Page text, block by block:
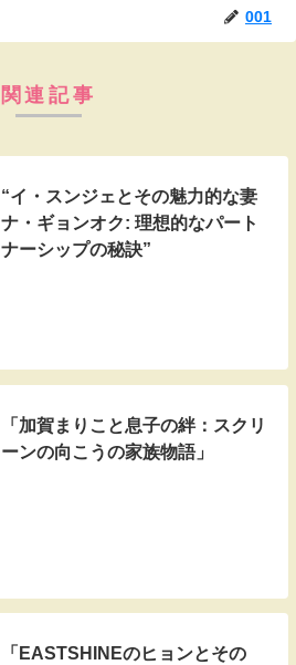
001
関連記事
“イ・スンジェとその魅力的な妻
ナ・ギョンオク: 理想的なパート
ナーシップの秘訣”
「加賀まりこと息子の絆：スクリ
ーンの向こうの家族物語」
「EASTSHINEのヒョンとその